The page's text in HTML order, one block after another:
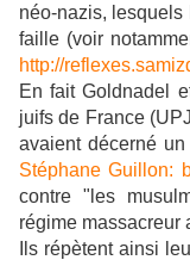
néo-nazis, lesquels
faille (voir
http://
En fait Goldnadel
juifs de France
avaient décerné
Stéphane Guillon:
contre "les
régime massacreur
Ils répètent ainsi